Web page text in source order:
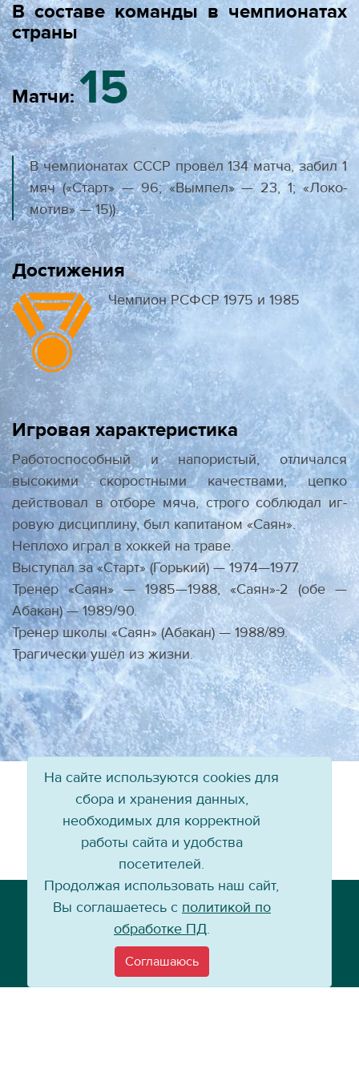
В составе команды в чемпионатах
страны
Матчи:15
В чемпионатах СССР провёл 134 матча, забил 1
мяч («Старт» — 96; «Вымпел» — 23, 1; «Локо­
мотив» — 15)).
Достижения
Чемпион РСФСР 1975 и 1985
Игровая характеристика
Работоспособный и напористый, отличался
высокими скоростными качества­ми, цепко
действовал в отборе мяча, строго соблюдал иг­
ровую дисциплину, был капитаном «Саян».
Неплохо играл в хоккей на траве.
Выступал за «Старт» (Горький) — 1974—1977.
Тренер «Саян» — 1985—1988, «Саян»-2 (обе —
Абакан) — 1989/90.
Тренер школы «Саян» (Абакан) — 1988/89.
Трагически ушёл из жизни.
Телефон: +7 (3952) 79-57-90
info@baikal-energy.ru
На сайте используются cookies для
сбора и хранения данных,
необходимых для корректной
работы сайта и удобства
посетителей.
Продолжая использовать наш сайт,
Вы соглашаетесь с политикой по
обработке ПД.
Соглашаюсь